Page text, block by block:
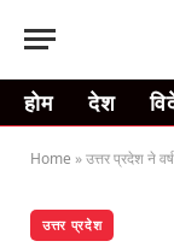
होम देश
Home »उत्तर प्रदेश ने वर्ष
उत्तर प्रदेश